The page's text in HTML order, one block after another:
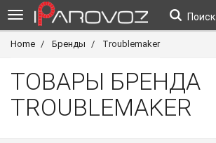
Поиск
Home Бренды Troublemaker
ТОВАРЫ БРЕНДА
TROUBLEMAKER